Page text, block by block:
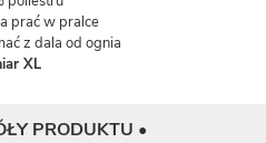
prać w pralce
z dala od ognia
XL
PRODUKTU •